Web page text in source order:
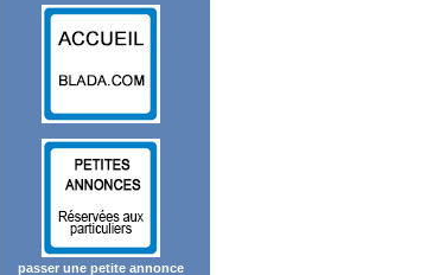
passer une petite annonce